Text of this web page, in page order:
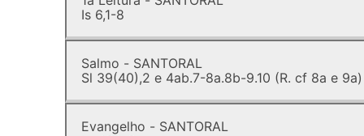
Is 6,1-8
Salmo - SANTORAL
Sl 39(40),2 e 4ab.7-8a.8b-9.10 (R. cf 8a e 9a)
Evangelho - SANTORAL